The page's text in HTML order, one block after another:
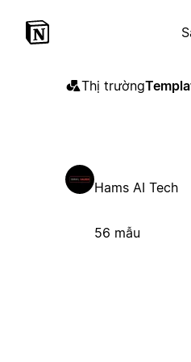
Thị trường
Hams AI Tech
56 mẫu